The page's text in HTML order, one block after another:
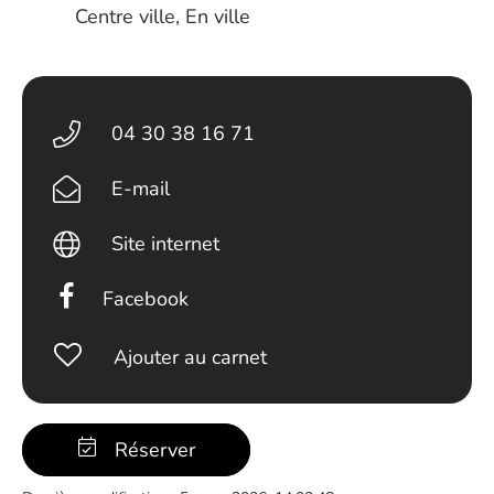
Centre ville, En ville
04 30 38 16 71
E-mail
Site internet
Facebook
Ajouter au carnet
Réserver